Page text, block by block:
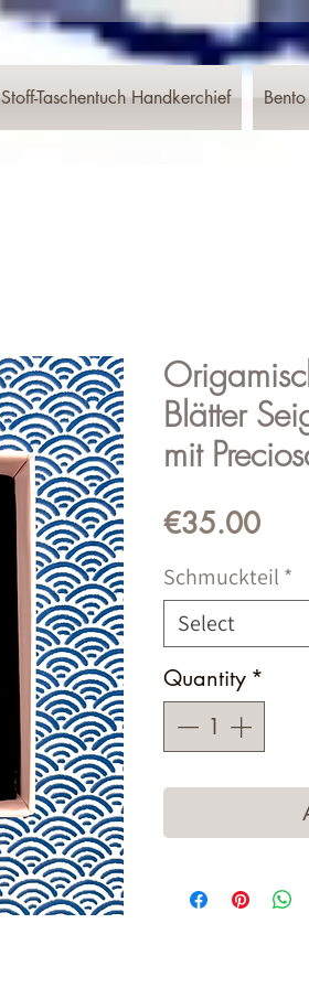
Stoff-Taschentuch Handkerchief
Blätter
mit
€35.00Price
Schmuckteil *
Select
Quantity *